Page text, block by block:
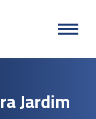
Jardim